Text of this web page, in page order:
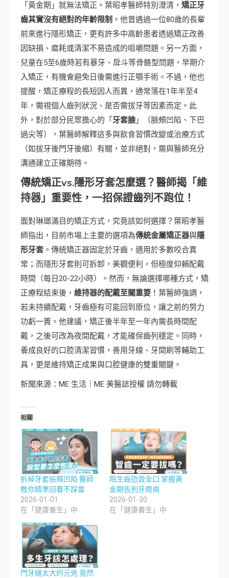
「黃金期」就無法矯正。葉昭孝醫師特別澄清， 矯正牙
齒其實沒有絕對的年齡限制 。他曾遇過一位80歲的長輩
前來進行隱形矯正，更有許多中高齡患者透過矯正改善
因缺損、磨耗或清潔不易造成的咀嚼問題。另一方面，
兒童在5至6歲時若有暴牙、戽斗等骨骼型問題，早期介
入矯正，有機會避免日後需進行正顎手術。不過，他也
提醒，矯正療程的長短因人而異，通常落在1年半至4
年，需視個人齒列狀況、是否需拔牙等因素而定。此
外，對於部分民眾擔心的「 牙套臉 」（臉頰凹陷、下巴
過尖等），葉醫師解釋這多與飲食習慣改變或治療方式
（如拔牙後門牙後縮）有關，並非絕對，需與醫師充分
溝通建立正確期待。
傳統矯正vs.隱形牙套怎麼選？醫師揭「維
持器」重要性，一招保證齒列不跑位！
面對琳瑯滿目的矯正方式，究竟該如何選擇？葉昭孝醫
師指出，目前市場上主要的選項為傳統金屬矯正器與隱
形牙套。傳統矯正器固定於牙齒，適用於多數咬合異
常；而隱形牙套則可拆卸，美觀便利，但極度仰賴配戴
時間（每日20-22小時）。然而，無論選擇哪種方式，矯
正療程結束後， 維持器的配戴至關重要 ！葉醫師強調，
若未持續配戴，牙齒極有可能回到原位，讓之前的努力
功虧一簣。他建議，矯正後半年至一年內需長時間配
戴，之後可改為夜間配戴，才能確保齒列穩定。同時，
養成良好的口腔清潔習慣，善用牙線、牙間刷等輔助工
具，更是維持矯正成果與口腔健康的雙重關鍵。
新聞來源：ME 生活｜ME 美醫誌授權 請勿轉載
相關
拆掉牙套臉頰凹陷 醫師
教你精準回春不踩雷
2026-01-01
在「健康養生」中
阻生齒恐毀全口 掌握黃
金期告別牙周病
2026-01-30
在「健康養生」中
門牙縫太大的元兇 竟然